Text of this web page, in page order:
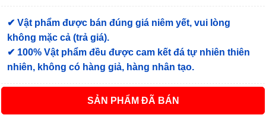
✔ Vật phẩm được bán đúng giá niêm yết, vui lòng
không mặc cả (trả giá).
✔ 100% Vật phẩm đều được cam kết đá tự nhiên thiên
nhiên, không có hàng giả, hàng nhân tạo.
ĐÃ BÁN